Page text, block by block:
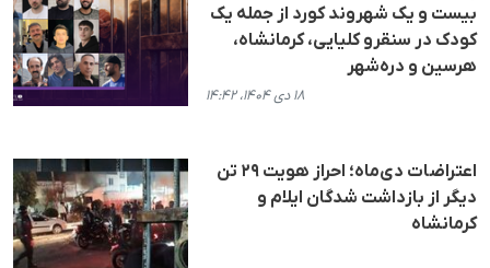
بیست و یک شهروند کورد از جمله یک
کودک در سنقرو کلیایی، کرمانشاه،
هرسین و دره‌شهر
۱۸ دی ۱۴۰۴، ۱۴:۴۲
اعتراضات دی‌ماه؛ احراز هویت ۲۹ تن
دیگر از بازداشت شدگان ایلام و
کرمانشاه